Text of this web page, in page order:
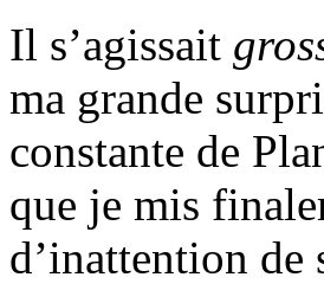
Il s’agissait
ma grande
constante de
que je mis
d’inattention de